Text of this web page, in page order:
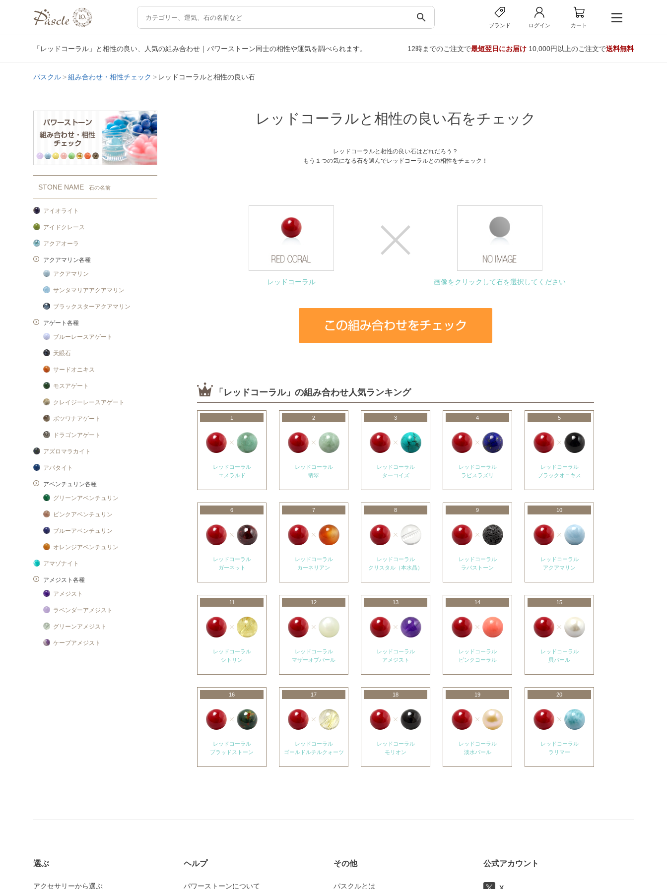
search
ブランド ログイン カート
「レッドコーラル」と相性の良い、人気の組み合わせ｜パワーストーン同士の相性や運気を調べられます。 12時までのご注文で最短翌日にお届け10,000円以上のご注文で送料無料
パスクル 組み合わせ・相性チェック レッドコーラルと相性の良い石
STONE NAME 石の名前
アイオライト
アイドクレース
アクアオーラ
アクアマリン各種
アクアマリン
サンタマリアアクアマリン
ブラックスターアクアマリン
アゲート各種
ブルーレースアゲート
天眼石
サードオニキス
モスアゲート
クレイジーレースアゲート
ボツワナアゲート
ドラゴンアゲート
アズロマラカイト
アパタイト
アベンチュリン各種
グリーンアベンチュリン
ピンクアベンチュリン
ブルーアベンチュリン
オレンジアベンチュリン
アマゾナイト
アメジスト各種
アメジスト
ラベンダーアメジスト
グリーンアメジスト
ケープアメジスト
ホワイトオニキス
レッドコーラルと相性の良い石をチェック
レッドコーラルと相性の良い石はどれだろう？
もう１つの気になる石を選んでレッドコーラルとの相性をチェック！
レッドコーラル 画像をクリックして石を選択してください
「レッドコーラル」の組み合わせ人気ランキング
1
レッドコーラル
エメラルド
2
レッドコーラル
翡翠
3
レッドコーラル
ターコイズ
4
レッドコーラル
ラピスラズリ
5
レッドコーラル
ブラックオニキス
6
レッドコーラル
ガーネット
7
レッドコーラル
カーネリアン
8
レッドコーラル
クリスタル（本水晶）
9
レッドコーラル
ラバストーン
10
レッドコーラル
アクアマリン
11
レッドコーラル
シトリン
12
レッドコーラル
マザーオブパール
13
レッドコーラル
アメジスト
14
レッドコーラル
ピンクコーラル
15
レッドコーラル
貝パール
16
レッドコーラル
ブラッドストーン
17
レッドコーラル
ゴールドルチルクォーツ
18
レッドコーラル
モリオン
19
レッドコーラル
淡水パール
20
レッドコーラル
ラリマー
選ぶ
アクセサリーから選ぶ
ヘルプ
パワーストーンについて
その他
パスクルとは
公式アカウント